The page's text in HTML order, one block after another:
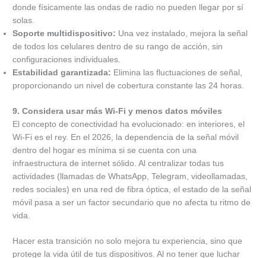
donde físicamente las ondas de radio no pueden llegar por sí
solas.
Soporte multidispositivo: Una vez instalado, mejora la señal
de todos los celulares dentro de su rango de acción, sin
configuraciones individuales.
Estabilidad garantizada: Elimina las fluctuaciones de señal,
proporcionando un nivel de cobertura constante las 24 horas.
9. Considera usar más Wi-Fi y menos datos móviles
El concepto de conectividad ha evolucionado: en interiores, el
Wi-Fi es el rey. En el 2026, la dependencia de la señal móvil
dentro del hogar es mínima si se cuenta con una
infraestructura de internet sólido. Al centralizar todas tus
actividades (llamadas de WhatsApp, Telegram, videollamadas,
redes sociales) en una red de fibra óptica, el estado de la señal
móvil pasa a ser un factor secundario que no afecta tu ritmo de
vida.
Hacer esta transición no solo mejora tu experiencia, sino que
protege la vida útil de tus dispositivos. Al no tener que luchar